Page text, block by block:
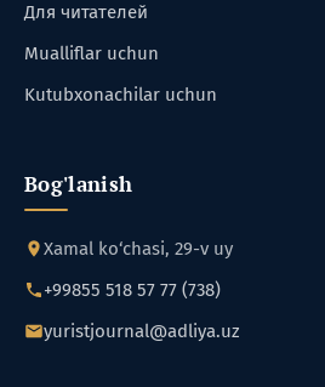
Для читателей
Mualliflar uchun
Kutubxonachilar uchun
Bog'lanish
Xamal ko‘chasi, 29-v uy
+99855 518 57 77 (738)
yuristjournal@adliya.uz